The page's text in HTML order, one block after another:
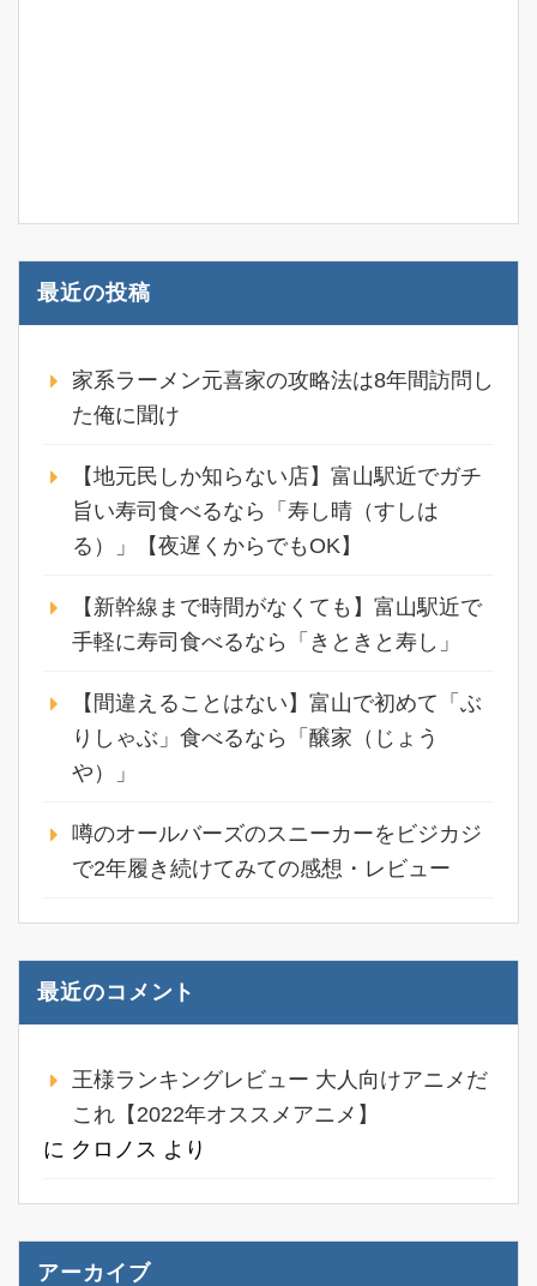
最近の投稿
家系ラーメン元喜家の攻略法は8年間訪問し
た俺に聞け
【地元民しか知らない店】富山駅近でガチ
旨い寿司食べるなら「寿し晴（すしは
る）」【夜遅くからでもOK】
【新幹線まで時間がなくても】富山駅近で
手軽に寿司食べるなら「きときと寿し」
【間違えることはない】富山で初めて「ぶ
りしゃぶ」食べるなら「醸家（じょう
や）」
噂のオールバーズのスニーカーをビジカジ
で2年履き続けてみての感想・レビュー
最近のコメント
王様ランキングレビュー 大人向けアニメだ
これ【2022年オススメアニメ】
に クロノス より
アーカイブ